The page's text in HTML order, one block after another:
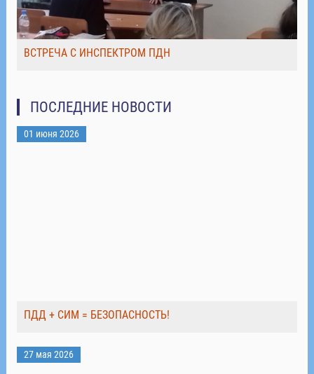
ВСТРЕЧА С ИНСПЕКТРОМ ПДН
ПОСЛЕДНИЕ НОВОСТИ
01 июня 2026
ПДД + СИМ = БЕЗОПАСНОСТЬ!
27 мая 2026